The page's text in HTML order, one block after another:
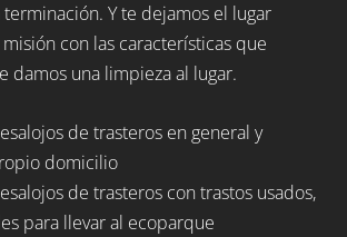
terminación. Y te dejamos el lugar
con las características que
damos una limpieza al lugar.
de trasteros en general y
domicilio
de trasteros con trastos usados,
para llevar al ecoparque